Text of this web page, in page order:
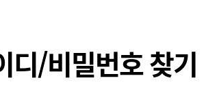
디/비밀번호 찾기